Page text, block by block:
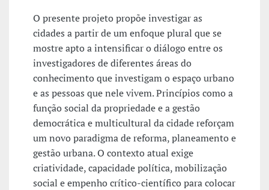
O presente projeto propõe investigar as
cidades a partir de um enfoque plural que se
mostre apto a intensificar o diálogo entre os
investigadores de diferentes áreas do
conhecimento que investigam o espaço urbano
e as pessoas que nele vivem. Princípios como a
função social da propriedade e a gestão
democrática e multicultural da cidade reforçam
um novo paradigma de reforma, planeamento e
gestão urbana. O contexto atual exige
criatividade, capacidade política, mobilização
social e empenho crítico-científico para colocar